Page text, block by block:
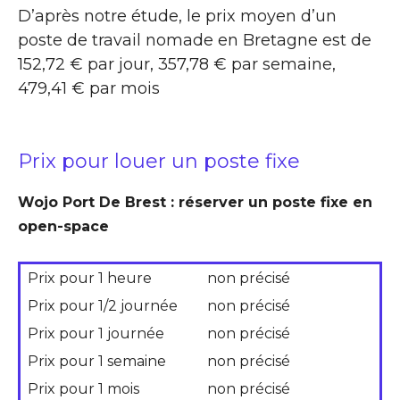
D’après notre étude, le prix moyen d’un
poste de travail nomade en Bretagne est de
152,72 € par jour, 357,78 € par semaine,
479,41 € par mois
Prix pour louer un poste fixe
Wojo Port De Brest : réserver un poste fixe en
open-space
Prix pour 1 heure
non précisé
Prix pour 1/2 journée
non précisé
Prix pour 1 journée
non précisé
Prix pour 1 semaine
non précisé
Prix pour 1 mois
non précisé